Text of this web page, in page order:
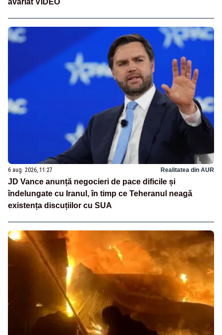
avariat VIDEO
6 aug. 2026, 11:27 Realitatea din AUR
JD Vance anunță negocieri de pace dificile și
îndelungate cu Iranul, în timp ce Teheranul neagă
existența discuțiilor cu SUA